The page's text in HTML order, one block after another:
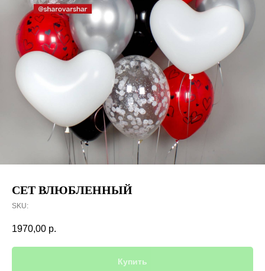
СЕТ ВЛЮБЛЕННЫЙ
SKU:
1970,00 р.
Купить